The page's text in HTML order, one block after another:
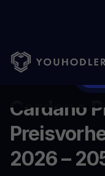
Home Blog/ Cardano
Cardano
2026 –